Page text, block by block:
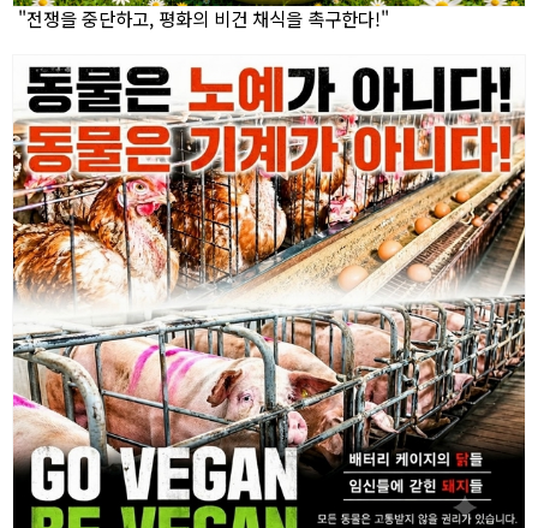
"전쟁을 중단하고, 평화의 비건 채식을 촉구한다!"